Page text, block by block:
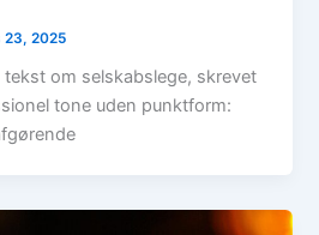
23, 2025
om selskabslege, skrevet
tone uden punktform: